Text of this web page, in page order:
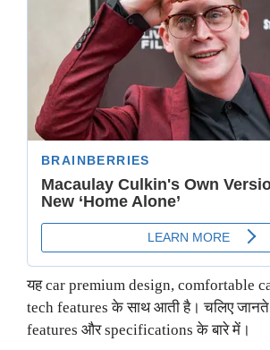
यह car premium design, comfortable
tech features के साथ आती है। चलिए
features और specifications के बारे में।